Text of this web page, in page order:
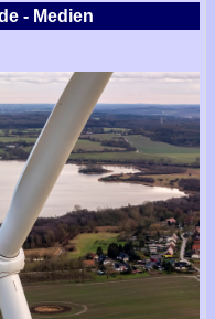
- Medien